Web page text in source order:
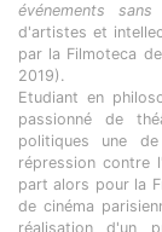
événements sans
d'artistes et
par la Filmoteca
2019).
Etudiant en
passionné de
politiques une
répression contre
part alors pour la
de cinéma
réalisation d'un